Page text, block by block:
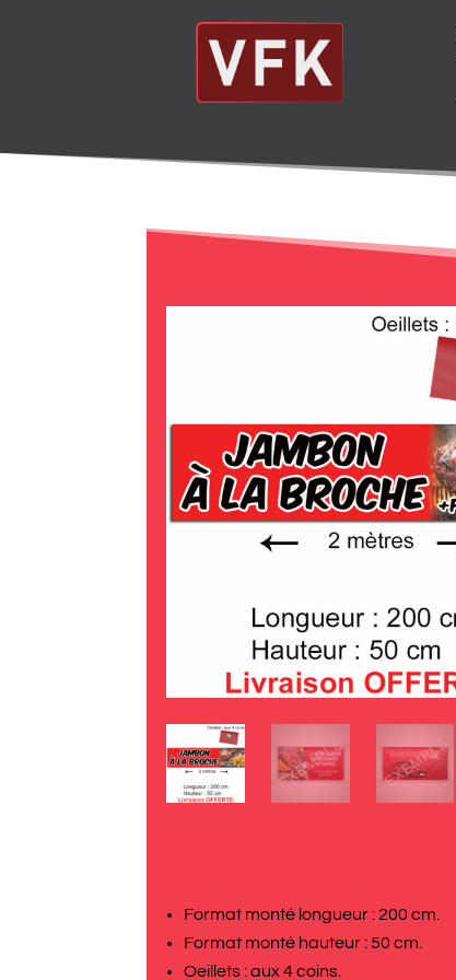
Format monté longueur : 200 cm.
Format monté hauteur : 50 cm.
Oeillets : aux 4 coins.